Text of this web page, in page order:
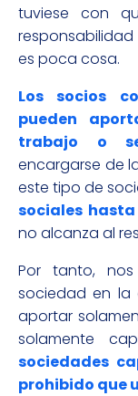
tuviese con
responsabilidad
es poca cosa.
Los socios
pueden
trabajo o
encargarse de
este tipo de
sociales
no alcanza al
Por tanto,
sociedad en la
aportar
solamente
sociedades
prohibido que